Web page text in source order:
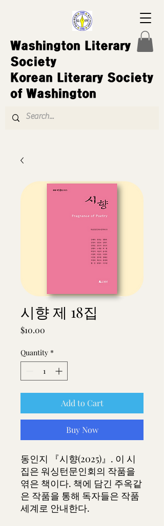
Washington Literary
Society
Korean Literary Society
of Washington
시향 제 18집
$10.00
Quantity *
Add to Cart
Buy Now
동인지 『시향(2025)』. 이 시
집은 워싱턴문인회의 작품을
엮은 책이다. 책에 담긴 주옥같
은 작품을 통해 독자들은 작품
세계로 안내한다.